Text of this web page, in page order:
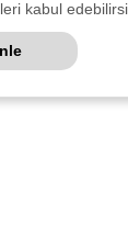
kabul